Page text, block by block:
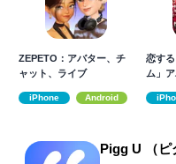
ZEPETO：アバター、チ
ャット、ライブ
iPhone Android
恋す
ム」
Pigg U （ピ